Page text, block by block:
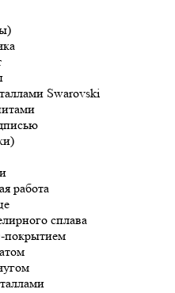
Swarovski
работа
сплава
покрытием